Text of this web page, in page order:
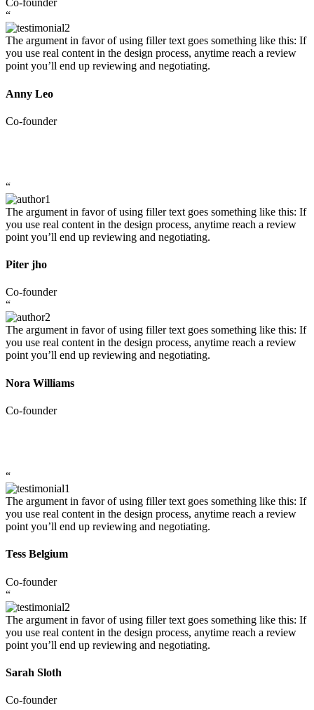
Co-founder
“
The argument in favor of using filler text goes something like this: If
you use real content in the design process, anytime reach a review
point you’ll end up reviewing and negotiating.
Anny Leo
Co-founder
“
The argument in favor of using filler text goes something like this: If
you use real content in the design process, anytime reach a review
point you’ll end up reviewing and negotiating.
Piter jho
Co-founder
“
The argument in favor of using filler text goes something like this: If
you use real content in the design process, anytime reach a review
point you’ll end up reviewing and negotiating.
Nora Williams
Co-founder
“
The argument in favor of using filler text goes something like this: If
you use real content in the design process, anytime reach a review
point you’ll end up reviewing and negotiating.
Tess Belgium
Co-founder
“
The argument in favor of using filler text goes something like this: If
you use real content in the design process, anytime reach a review
point you’ll end up reviewing and negotiating.
Sarah Sloth
Co-founder